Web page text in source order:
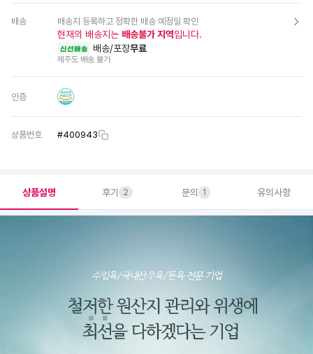
배송 배송지 등록하고 정확한 배송 예정일 확인
현재의 배송지는 배송불가 지역입니다.
신선배송 배송/포장무료
제주도 배송 불가
인증
상품번호 #400943
상품설명 후기 2 문의 1 유의사항